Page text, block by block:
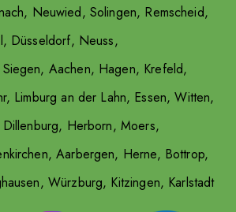
, Neuwied, Solingen, Remscheid,
, Düsseldorf, Neuss,
Siegen, Aachen, Hagen, Krefeld,
, Limburg an der Lahn, Essen,Witten,
Dillenburg, Herborn, Moers,
,Aarbergen, Herne, Bottrop,
, Würzburg, Kitzingen, Karlstadt